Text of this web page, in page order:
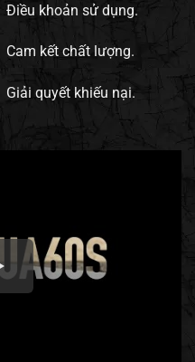
Điều khoản sử dụng.
Cam kết chất lượng.
Giải quyết khiếu nại.